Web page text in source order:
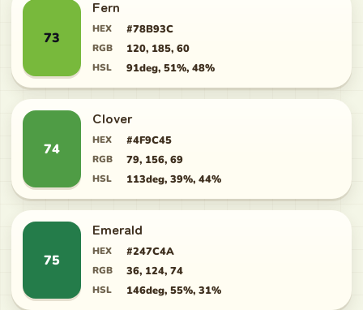
73
Fern
HEX #78B93C
RGB 120, 185, 60
HSL 91deg, 51%, 48%
74
Clover
HEX #4F9C45
RGB 79, 156, 69
HSL 113deg, 39%, 44%
75
Emerald
HEX #247C4A
RGB 36, 124, 74
HSL 146deg, 55%, 31%